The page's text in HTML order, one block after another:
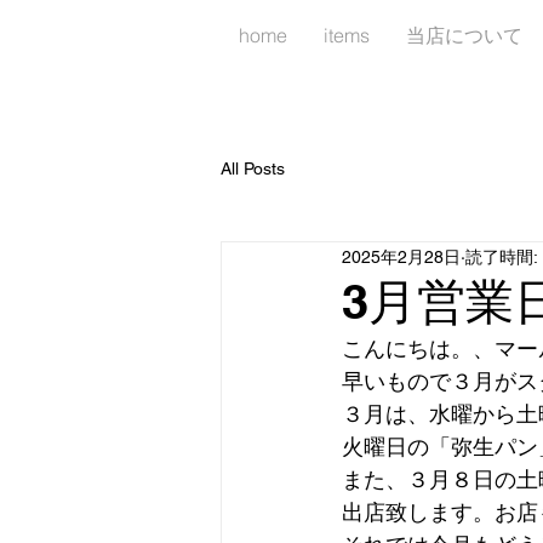
home items 当店について
All Posts
3月営業
2025年2月28日 読了時間:
こんにちは。、マ
早いもので３月が
３月は、水曜から
火曜日の「弥生パ
また、３月８日の
出店致します。お